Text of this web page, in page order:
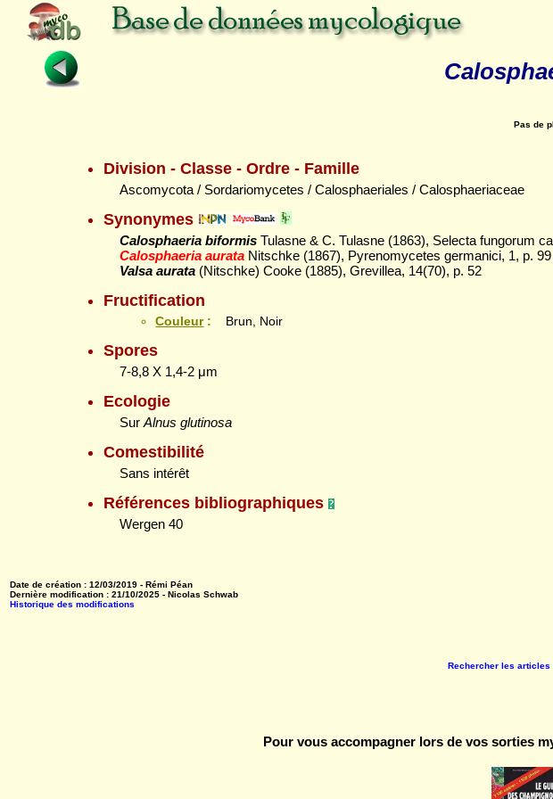
Pas de
Division - Classe - Ordre - Famille
Ascomycota / Sordariomycetes / Calosphaeriales / Calosphaeriaceae
Synonymes
Calosphaeria biformis Tulasne & C. Tulasne (1863), Selecta fungorum
Calosphaeria aurata Nitschke (1867), Pyrenomycetes germanici, 1, p.
Valsa aurata (Nitschke) Cooke (1885), Grevillea, 14(70), p. 52
Fructification
Couleur: Brun, Noir
Spores
7-8,8 X 1,4-2 μm
Ecologie
SurAlnus glutinosa
Comestibilité
Sans intérêt
Références bibliographiques
Wergen 40
Date de création : 12/03/2019 - Rémi Péan
Dernière modification : 21/10/2025 - Nicolas Schwab
Historique des modifications
Rechercher les articles
Pour vous accompagner lors de vos sorties